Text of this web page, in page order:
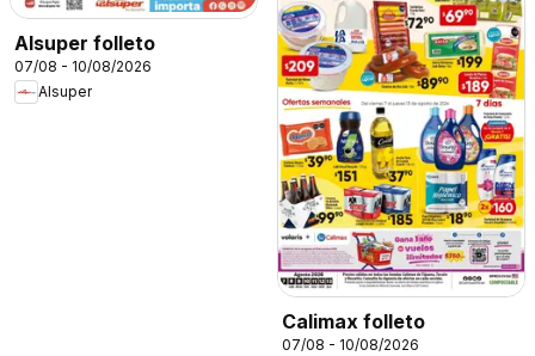
Alsuper folleto
07/08 - 10/08/2026
Alsuper
Calimax folleto
07/08 - 10/08/2026